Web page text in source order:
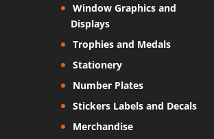
Window Graphics and
Displays
Trophies and Medals
Stationery
Number Plates
Stickers Labels and Decals
Merchandise